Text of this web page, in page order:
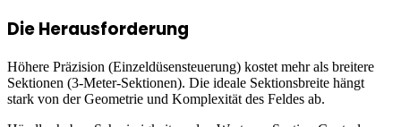
Die Herausforderung
Höhere Präzision (Einzeldüsensteuerung) kostet mehr als breitere
Sektionen (3-Meter-Sektionen). Die ideale Sektionsbreite hängt
stark von der Geometrie und Komplexität des Feldes ab.